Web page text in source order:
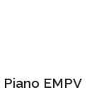
EMPV